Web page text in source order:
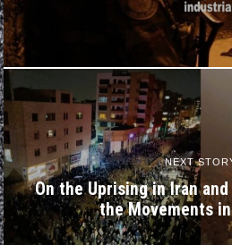
NEXT
On the Uprising in Iran
the Movements